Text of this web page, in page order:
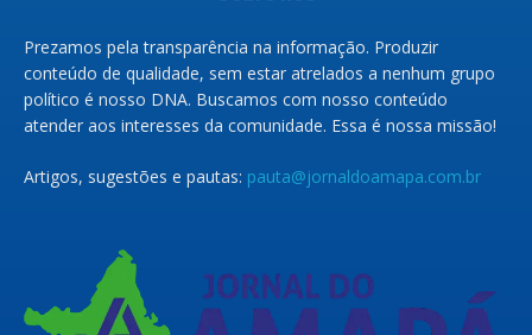
Prezamos pela transparência na informação. Produzir
conteúdo de qualidade, sem estar atrelados a nenhum grupo
político é nosso DNA. Buscamos com nosso conteúdo
atender aos interesses da comunidade. Essa é nossa missão!
Artigos, sugestões e pautas: pauta@jornaldoamapa.com.br